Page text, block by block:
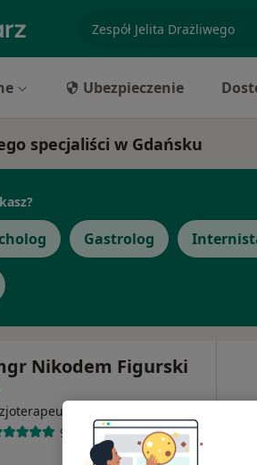
specjalizacja, badanie
Ubezpieczenie
specjaliści w Gdańsku
Gastrolog
Nikodem Figurski
92 opinie